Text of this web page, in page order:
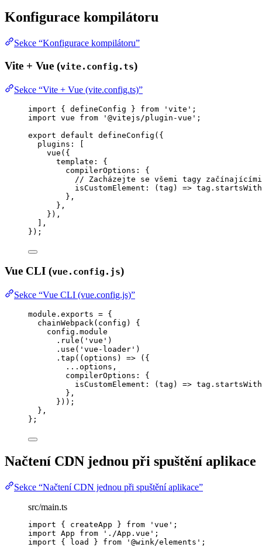
Konfigurace kompilátoru
Sekce “Konfigurace kompilátoru”
Vite + Vue (vite.config.ts)
Sekce “Vite + Vue (vite.config.ts)”
import { defineConfig } from ' vite ' ;
import vue from ' @vitejs/plugin-vue ' ;
export default defineConfig ({
plugins: [
vue ({
template: {
compilerOptions: {
// Zacházejte se všemi tagy
isCustomElement : ( tag ) => tag . startsWith
},
},
}),
],
});
Vue CLI (vue.config.js)
Sekce “Vue CLI (vue.config.js)”
module . exports = {
chainWebpack( config )
{
config . module
. rule ( ' vue ' )
. use ( ' vue-loader ' )
. tap ( ( options ) => ({
... options ,
compilerOptions: {
isCustomElement : ( tag ) => tag . startsWith
},
}));
},
};
Načtení CDN jednou při spuštění aplikace
Sekce “Načtení CDN jednou při spuštění aplikace”
src/main.ts
import { createApp } from ' vue ' ;
import App from ' ./App.vue ' ;
import { load } from ' @wink/elements ' ;